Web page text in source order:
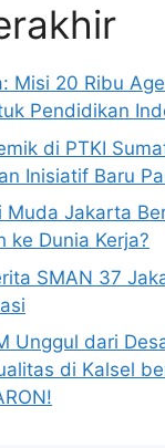
Misi 20 Ribu
Pendidikan
di PTKI
Inisiatif Baru
Muda Jakarta
ke Dunia Kerja?
SMAN 37
Unggul dari
di Kalsel